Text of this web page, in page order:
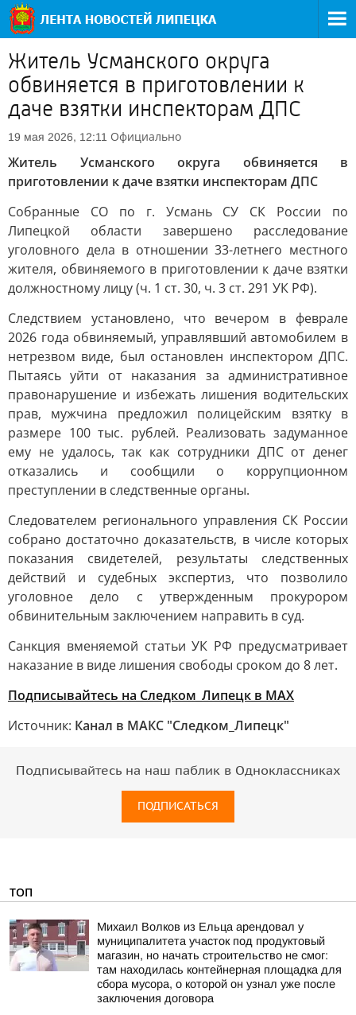
Житель Усманского округа
обвиняется в приготовлении к
даче взятки инспекторам ДПС
19 мая 2026, 12:11 Официально
Житель Усманского округа обвиняется в
приготовлении к даче взятки инспекторам ДПС
Собранные СО по г. Усмань СУ СК России по
Липецкой области завершено расследование
уголовного дела в отношении 33-летнего местного
жителя, обвиняемого в приготовлении к даче взятки
должностному лицу (ч. 1 ст. 30, ч. 3 ст. 291 УК РФ).
Следствием установлено, что вечером в феврале
2026 года обвиняемый, управлявший автомобилем в
нетрезвом виде, был остановлен инспектором ДПС.
Пытаясь уйти от наказания за административное
правонарушение и избежать лишения водительских
прав, мужчина предложил полицейским взятку в
размере 100 тыс. рублей. Реализовать задуманное
ему не удалось, так как сотрудники ДПС от денег
отказались и сообщили о коррупционном
преступлении в следственные органы.
Следователем регионального управления СК России
собрано достаточно доказательств, в числе которых
показания свидетелей, результаты следственных
действий и судебных экспертиз, что позволило
уголовное дело с утвержденным прокурором
обвинительным заключением направить в суд.
Санкция вменяемой статьи УК РФ предусматривает
наказание в виде лишения свободы сроком до 8 лет.
Подписывайтесь на Следком_Липецк в MAX
Источник: Канал в МАКС "Следком_Липецк"
Подписывайтесь на наш паблик в Одноклассниках
ПОДПИСАТЬСЯ
ТОП
Михаил Волков из Ельца арендовал у
муниципалитета участок под продуктовый
магазин, но начать строительство не смог:
там находилась контейнерная площадка для
сбора мусора, о которой он узнал уже после
заключения договора